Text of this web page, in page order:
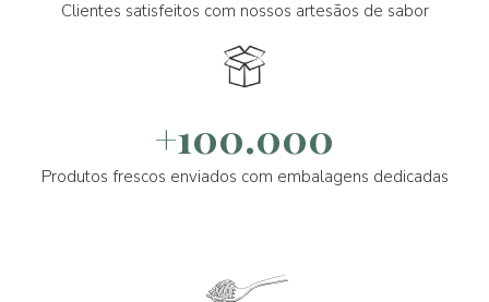
Clientes satisfeitos com nossos artesãos de sabor
+100.000
Produtos frescos enviados com embalagens dedicadas